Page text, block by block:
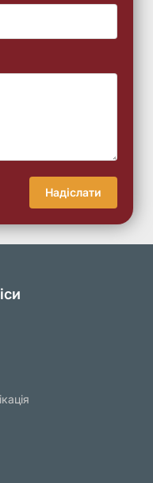
Надіслати